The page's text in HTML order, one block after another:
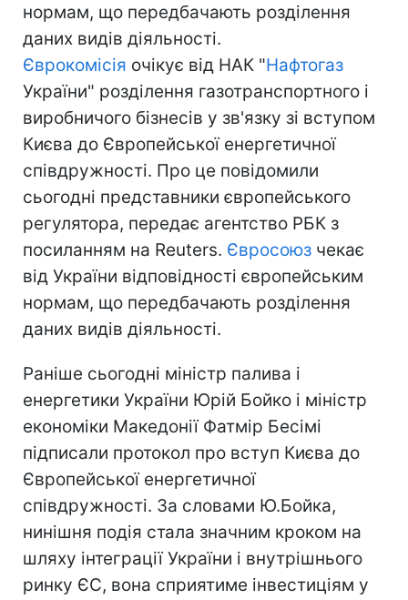
нормам, що передбачають розділення
даних видів діяльності.
Єврокомісія очікує від НАК "Нафтогаз
України" розділення газотранспортного і
виробничого бізнесів у зв'язку зі вступом
Києва до Європейської енергетичної
співдружності. Про це повідомили
сьогодні представники європейського
регулятора, передає агентство РБК з
посиланням на Reuters. Євросоюз чекає
від України відповідності європейським
нормам, що передбачають розділення
даних видів діяльності.
Раніше сьогодні міністр палива і
енергетики України Юрій Бойко і міністр
економіки Македонії Фатмір Бесімі
підписали протокол про вступ Києва до
Європейської енергетичної
співдружності. За словами Ю.Бойка,
нинішня подія стала значним кроком на
шляху інтеграції України і внутрішнього
ринку ЄС, вона сприятиме інвестиціям у